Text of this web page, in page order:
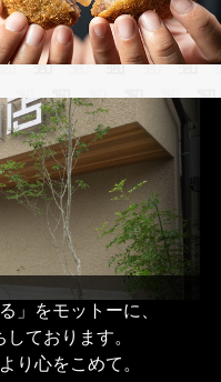
」をモットーに、
ております。
り心をこめて。